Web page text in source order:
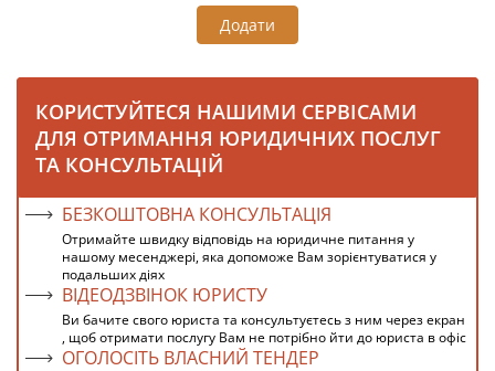
Додати
КОРИСТУЙТЕСЯ НАШИМИ СЕРВІСАМИ
ДЛЯ ОТРИМАННЯ ЮРИДИЧНИХ ПОСЛУГ
ТА КОНСУЛЬТАЦІЙ
БЕЗКОШТОВНА КОНСУЛЬТАЦІЯ
Отримайте швидку відповідь на юридичне питання у
нашому месенджері, яка допоможе Вам зорієнтуватися у
подальших діях
ВІДЕОДЗВІНОК ЮРИСТУ
Ви бачите свого юриста та консультуєтесь з ним через екран
, щоб отримати послугу Вам не потрібно йти до юриста в офіс
ОГОЛОСІТЬ ВЛАСНИЙ ТЕНДЕР